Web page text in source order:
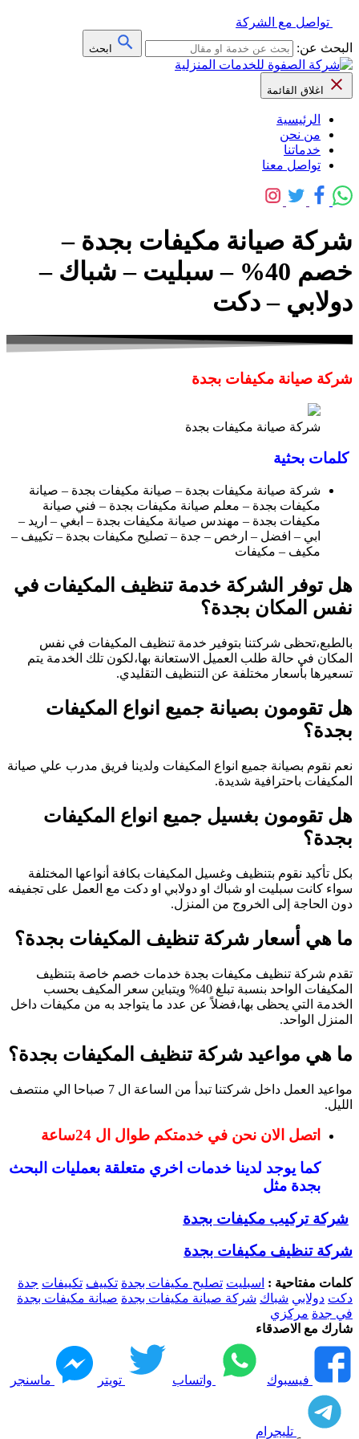
تواصل مع الشركة
البحث عن:
ابحث
اغلاق القائمة
الرئيسية
من نحن
خدماتنا
تواصل معنا
شركة صيانة مكيفات بجدة –
خصم 40% – سبليت – شباك –
دولابي – دكت
شركة صيانة مكيفات بجدة
شركة صيانة مكيفات بجدة
كلمات بحثية
شركة صيانة مكيفات بجدة – صيانة مكيفات بجدة – صيانة
مكيفات بجدة – معلم صيانة مكيفات بجدة – فني صيانة
مكيفات بجدة – مهندس صيانة مكيفات بجدة – ابغي – اريد –
ابي – افضل – ارخص – جدة – تصليح مكيفات بجدة – تكييف –
مكيف – مكيفات
هل توفر الشركة خدمة تنظيف المكيفات في
نفس المكان بجدة؟
بالطبع،تحظى شركتنا بتوفير خدمة تنظيف المكيفات في نفس
المكان في حالة طلب العميل الاستعانة بها،لكون تلك الخدمة يتم
تسعيرها بأسعار مختلفة عن التنظيف التقليدي.
هل تقومون بصيانة جميع انواع المكيفات
بجدة؟
نعم نقوم بصيانة جميع انواع المكيفات ولدينا فريق مدرب علي صيانة
المكيفات باحترافية شديدة.
هل تقومون بغسيل جميع انواع المكيفات
بجدة؟
بكل تأكيد نقوم بتنظيف وغسيل المكيفات بكافة أنواعها المختلفة
سواء كانت سبليت او شباك او دولابي او دكت مع العمل على تجفيفه
دون الحاجة إلى الخروج من المنزل.
ما هي أسعار شركة تنظيف المكيفات بجدة؟
تقدم شركة تنظيف مكيفات بجدة خدمات خصم خاصة بتنظيف
المكيفات الواحد بنسبة تبلغ 40% ويتباين سعر المكيف بحسب
الخدمة التي يحظى بها،فضلاً عن عدد ما يتواجد به من مكيفات داخل
المنزل الواحد.
ما هي مواعيد شركة تنظيف المكيفات بجدة؟
مواعيد العمل داخل شركتنا تبدأ من الساعة ال 7 صباحا الي منتصف
الليل.
اتصل الان نحن في خدمتكم طوال ال 24ساعة
كما يوجد لدينا خدمات اخري متعلقة بعمليات البحث
بجدة مثل
شركة تركيب مكيفات بجدة
شركة تنظيف مكيفات بجدة
كلمات مفتاحية : اسبليت تصليح مكيفات بجدة تكييف تكييفات جدة
دكت دولابي شباك شركة صيانة مكيفات بجدة صيانة مكيفات بجدة
في جدة مركزي
شارك مع الاصدقاء
فيسبوك واتساب تويتر ماسنجر
تليجرام